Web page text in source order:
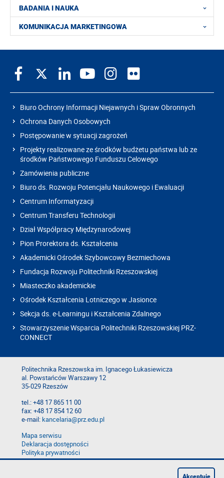
BADANIA I NAUKA
KOMUNIKACJA MARKETINGOWA
Biuro Ochrony Informacji Niejawnych i Spraw Obronnych
Ochrona Danych Osobowych
Postępowanie w sytuacji zagrożeń
Projekty realizowane ze środków budżetu państwa lub ze
środków Państwowego Funduszu Celowego
Zamówienia publiczne
Biuro ds. Rozwoju Potencjału Naukowego i Ewaluacji
Centrum Informatyzacji
Centrum Transferu Technologii
Dział Współpracy Międzynarodowej
Pion Prorektora ds. Kształcenia
Akademicki Ośrodek Szybowcowy Bezmiechowa
Fundacja Rozwoju Politechniki Rzeszowskiej
Miasteczko akademickie
Ośrodek Kształcenia Lotniczego w Jasionce
Sekcja ds. e-Learningu i Kształcenia Zdalnego
Stowarzyszenie Wsparcia Politechniki Rzeszowskiej PRZ-
CONNECT
Politechnika Rzeszowska im. Ignacego Łukasiewicza
al. Powstańców Warszawy 12
35-029 Rzeszów
tel.: +48 17 865 11 00
fax: +48 17 854 12 60
e-mail:kancelaria@prz.edu.pl
Mapa serwisu
Deklaracja dostępności
Polityka prywatności
Zgłoś błąd na stronie
Akceptuję